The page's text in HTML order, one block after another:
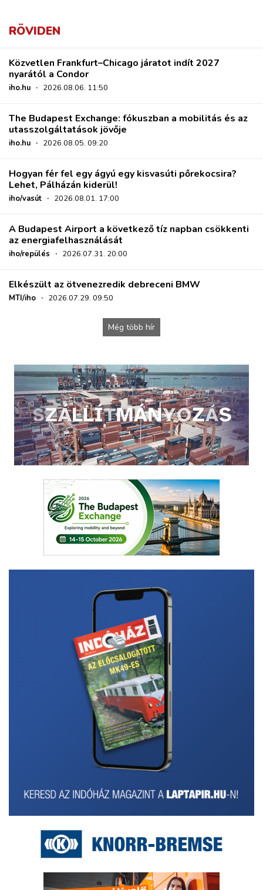
RÖVIDEN
Közvetlen Frankfurt–Chicago járatot indít 2027
nyarától a Condor
iho.hu · 2026.08.06. 11:50
The Budapest Exchange: fókuszban a mobilitás és az
utasszolgáltatások jövője
iho.hu · 2026.08.05. 09:20
Hogyan fér fel egy ágyú egy kisvasúti pőrekocsira?
Lehet, Pálházán kiderül!
iho/vasút · 2026.08.01. 17:00
A Budapest Airport a következő tíz napban csökkenti
az energiafelhasználását
iho/repülés · 2026.07.31. 20:00
Elkészült az ötvenezredik debreceni BMW
MTI/iho · 2026.07.29. 09:50
Még több hír